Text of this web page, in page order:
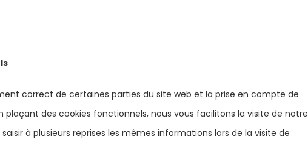
correct de certaines parties du site web et la prise en compte de
plaçant des cookies fonctionnels, nous vous facilitons la visite de notre
saisir à plusieurs reprises les mêmes informations lors de la visite de